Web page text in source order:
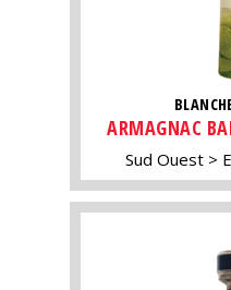
ARMAGNAC
Sud Ouest